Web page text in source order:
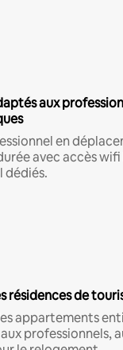
aux
en
avec accès
dédiés.
résidences de
appartements
professionnels,